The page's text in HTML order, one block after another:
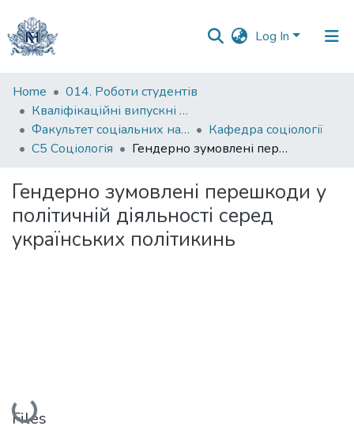
Log In
Communities
&
Collections
All of DSpace
Statistics
Home
014. Роботи студентів
Кваліфікаційні випускні роботи здобувачів вищої освіти бакалаврських програм
Факультет соціальних наук і соціальних технологій
Кафедра соціології
С5 Соціологія
Гендерно зумовлені перешкоди у політичній діяльності серед українських політикинь
Гендерно зумовлені перешкоди у
політичній діяльності серед
українських політикинь
Loading...
Files